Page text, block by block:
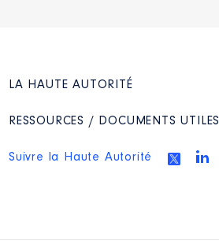
LA HAUTE AUTORITÉ
RESSOURCES / DOCUMENTS UTILES
Suivre la Haute Autorité